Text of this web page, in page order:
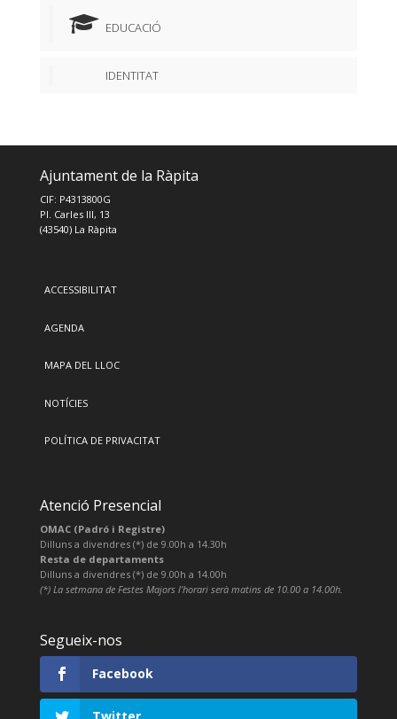
EDUCACIÓ
IDENTITAT
Ajuntament de la Ràpita
CIF: P4313800G
Pl. Carles III, 13
(43540) La Ràpita
ACCESSIBILITAT
AGENDA
MAPA DEL LLOC
NOTÍCIES
POLÍTICA DE PRIVACITAT
Atenció Presencial
OMAC (Padró i Registre)
Dilluns a divendres (*) de 9.00h a 14.30h
Resta de departaments
Dilluns a divendres (*) de 9.00h a 14.00h
(*) La setmana de Festes Majors l’horari serà matins de 10.00 a 14.00h.
Segueix-nos
Facebook